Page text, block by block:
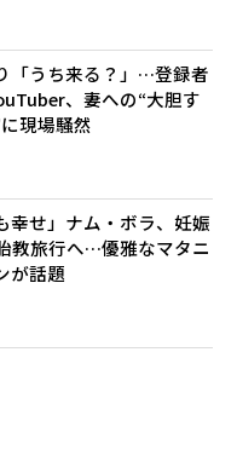
「うち来る？」…登録者
、妻への“大胆す
現場騒然
幸せ」ナム・ボラ、妊娠
教旅行へ…優雅なマタニ
が話題